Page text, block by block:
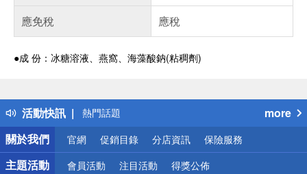
應免稅
應稅
●成 份：冰糖溶液、燕窩、海藻酸鈉(粘稠劑)
活動快訊
得獎公告
熱門話題
銀行優惠
偏遠地區配送
詐騙網頁！請小心！
more
關於我們
官網 促銷目錄 分店資訊 保險服務
主題活動 會員活動 注目活動 得獎公佈